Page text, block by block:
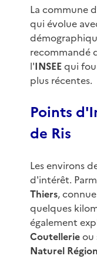
La commune
qui évolue
recommandé
l'INSEEqui
plus récentes.
Points
de Ris
Les environs
d'intérêt.
Thiers,
quelques
également
Coutellerieou
Naturel